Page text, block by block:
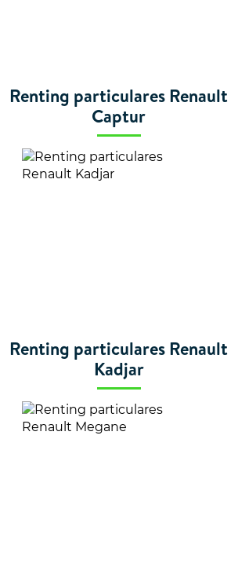
Renting particulares Renault
Captur
Renting particulares Renault
Kadjar